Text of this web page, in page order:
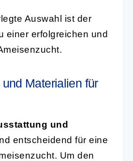
Auswahl ist der
einer erfolgreichen und
Materialien für
und
entscheidend für eine
Um den